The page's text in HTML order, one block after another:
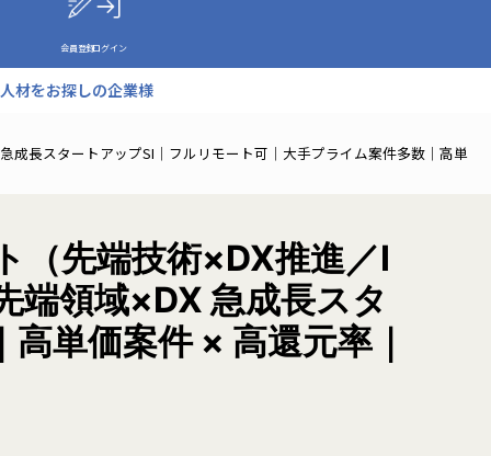
会員登録ログイン
人材をお探しの企業様
長スタートアップSI｜フルリモート可｜大手プライム案件多数｜高単
（先端技術×DX推進／I
端領域×DX 急成長スタ
単価案件 × 高還元率｜